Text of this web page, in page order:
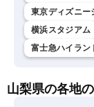
東京ディズニー
横浜スタジアム
富士急ハイラン
山梨県の各地